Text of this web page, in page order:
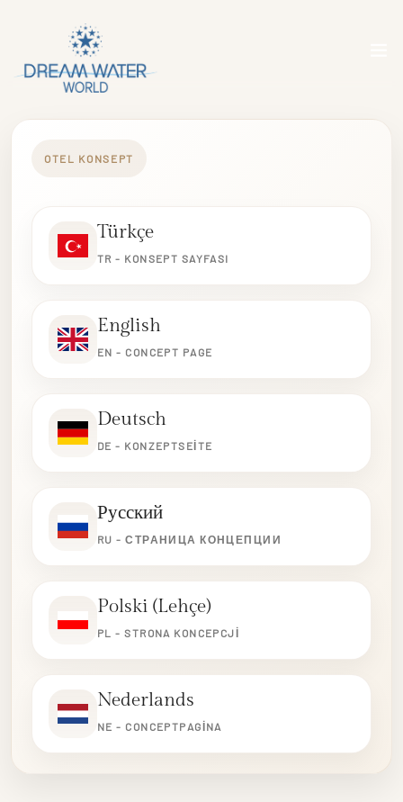
OTEL KONSEPT
Türkçe
TR - KONSEPT SAYFASI
English
EN - CONCEPT PAGE
Deutsch
DE - KONZEPTSEITE
Русский
RU - СТРАНИЦА КОНЦЕПЦИИ
Polski (Lehçe)
PL - STRONA KONCEPCJI
Nederlands
NE - CONCEPTPAGINA